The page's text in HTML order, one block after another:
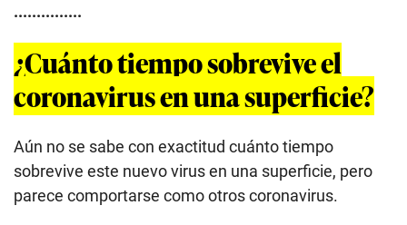
...............
¿Cuánto tiempo sobrevive el
coronavirus en una superficie?
Aún no se sabe con exactitud cuánto tiempo
sobrevive este nuevo virus en una superficie, pero
parece comportarse como otros coronavirus.